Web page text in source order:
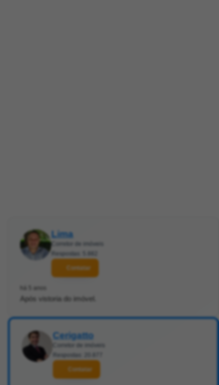
Lima
Corretor de imóveis
Respostas: 5.882
Contatar
há 5 anos
Após vistoria do imóvel.
Cerigatto
Corretor de imóveis
Respostas: 20.877
Contatar